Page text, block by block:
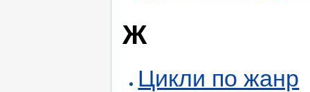
Ж
Цикли по жанр